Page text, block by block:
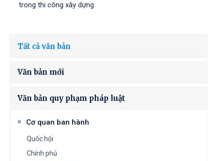
trong thi công xây dựng
Tất cả văn bản
Văn bản mới
Văn bản quy phạm pháp luật
Cơ quan ban hành
Quốc hội
Chính phủ